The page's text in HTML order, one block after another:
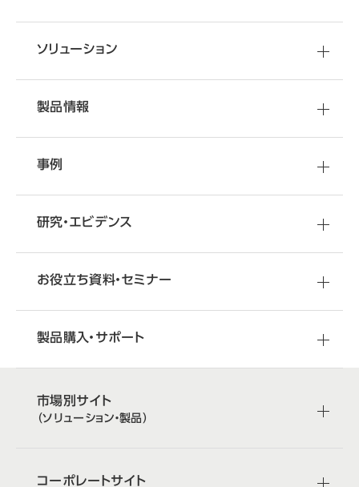
ソリューション
製品情報
事例
研究・エビデンス
お役立ち資料・セミナー
製品購入・サポート
市場別サイト
（ソリューション・製品）
コーポレートサイト